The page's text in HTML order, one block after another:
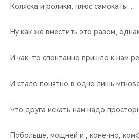
Коляска и ролики, плюс самокаты…
Ну как же вместить это разом,
И как-то спонтанно пришло к нам
И стало понятно в одно лишь
Что друга искать нам надо
Побольше, мощней и , конечно,